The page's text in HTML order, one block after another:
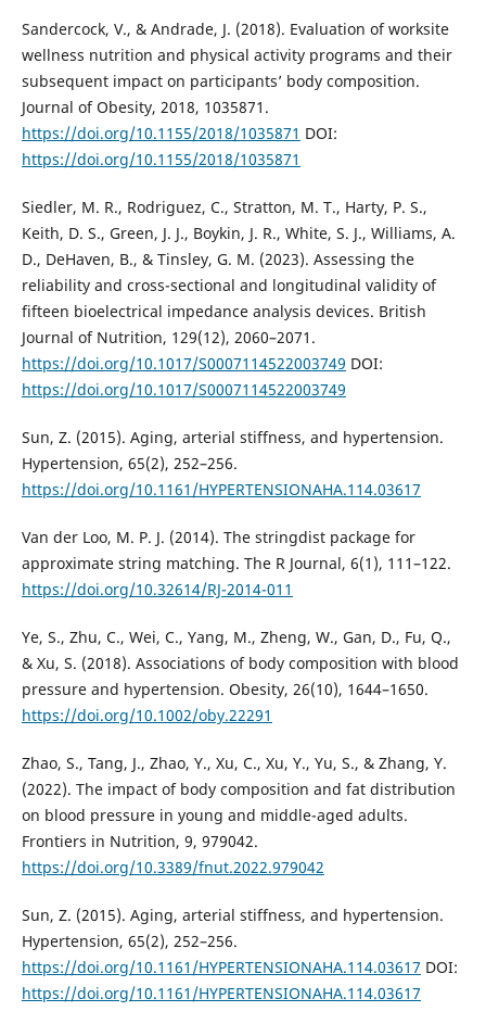
Sandercock, V., & Andrade, J. (2018). Evaluation of worksite
wellness nutrition and physical activity programs and their
subsequent impact on participants’ body composition.
Journal of Obesity, 2018, 1035871.
https://doi.org/10.1155/2018/1035871 DOI:
https://doi.org/10.1155/2018/1035871
Siedler, M. R., Rodriguez, C., Stratton, M. T., Harty, P. S.,
Keith, D. S., Green, J. J., Boykin, J. R., White, S. J., Williams, A.
D., DeHaven, B., & Tinsley, G. M. (2023). Assessing the
reliability and cross-sectional and longitudinal validity of
fifteen bioelectrical impedance analysis devices. British
Journal of Nutrition, 129(12), 2060–2071.
https://doi.org/10.1017/S0007114522003749 DOI:
https://doi.org/10.1017/S0007114522003749
Sun, Z. (2015). Aging, arterial stiffness, and hypertension.
Hypertension, 65(2), 252–256.
https://doi.org/10.1161/HYPERTENSIONAHA.114.03617
Van der Loo, M. P. J. (2014). The stringdist package for
approximate string matching. The R Journal, 6(1), 111–122.
https://doi.org/10.32614/RJ-2014-011
Ye, S., Zhu, C., Wei, C., Yang, M., Zheng, W., Gan, D., Fu, Q.,
& Xu, S. (2018). Associations of body composition with blood
pressure and hypertension. Obesity, 26(10), 1644–1650.
https://doi.org/10.1002/oby.22291
Zhao, S., Tang, J., Zhao, Y., Xu, C., Xu, Y., Yu, S., & Zhang, Y.
(2022). The impact of body composition and fat distribution
on blood pressure in young and middle-aged adults.
Frontiers in Nutrition, 9, 979042.
https://doi.org/10.3389/fnut.2022.979042
Sun, Z. (2015). Aging, arterial stiffness, and hypertension.
Hypertension, 65(2), 252–256.
https://doi.org/10.1161/HYPERTENSIONAHA.114.03617 DOI:
https://doi.org/10.1161/HYPERTENSIONAHA.114.03617